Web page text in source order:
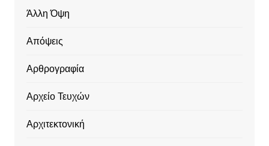
Άλλη Όψη
Απόψεις
Αρθρογραφία
Αρχείο Τευχών
Αρχιτεκτονική